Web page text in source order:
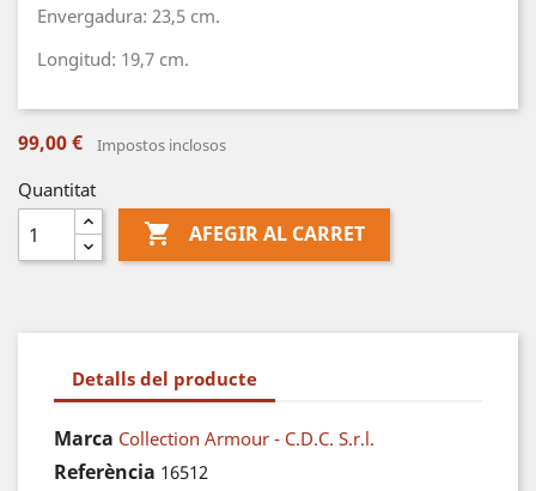
Envergadura: 23,5 cm.
Longitud: 19,7 cm.
99,00 € Impostos inclosos
Quantitat
 AFEGIR AL CARRET
Detalls del producte
Marca Collection Armour - C.D.C. S.r.l.
Referència 16512